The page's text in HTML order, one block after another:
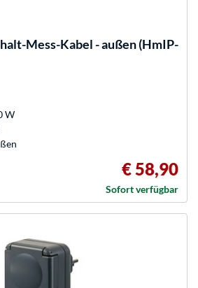
Mess-Kabel - außen (HmIP-
W
€ 58,90
Sofort verfügbar